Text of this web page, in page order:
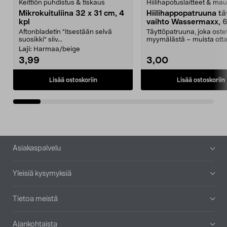
Keittiön puhdistus & tiskaus
Mikrokuituliina 32 x 31 cm, 4
kpl
Aftonbladetin "itsestään selvä
suosikki" siiv...
Laji: Harmaa/beige
3,99
Lisää ostoskoriin
Hiilihapotuslaitteet &
Hiilihappopatruuna
vaihto Wassermaxx,
Täyttöpatruuna, joka
myymälästä – muista
3,00
Lisää ostoskoriin
Alatunniste
Asiakaspalvelu
Yleisiä kysymyksiä
Tietoa meistä
Ajankohtaista